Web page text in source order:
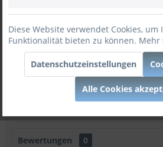
Möbel zum
Das Angebot beinhaltet | Babybett
Bewertungen
0
Diese Website verwendet Cookies,
Funktionalität bieten zu können. Mehr
Datenschutzeinstellungen
Alle Cookies